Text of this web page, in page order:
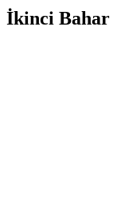
İkinci Bahar